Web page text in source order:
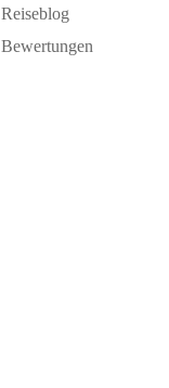
Reiseblog
Bewertungen